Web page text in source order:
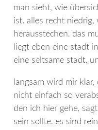
man sieht, wie
ist. alles recht niedrig,
herausstechen. das
liegt eben eine stadt
eine seltsame stadt,
langsam wird mir
nicht einfach so
den ich hier gehe,
sein sollte. es sind